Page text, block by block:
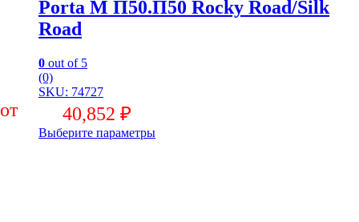
Porta M П50.П50 Rocky Road/Silk
Road
0 out of 5
(0)
SKU: 74727
40,852 ₽
Выберите параметры